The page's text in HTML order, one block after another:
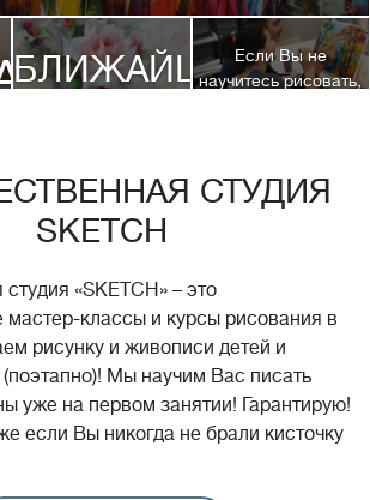
БЛИЖАЙШИЕЕсли Вы не
научитесь рисовать,
стоимость обучения!*
СТУДИЯ
SKETCH
«SKETCH» – это
мастер-классы и курсы рисования в
рисунку и живописи детей и
Мы научим Вас писать
уже на первом занятии! Гарантирую!
если Вы никогда не брали кисточку